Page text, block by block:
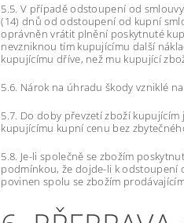
5.5. V případě odstoupení od
(14) dnů od odstoupení od kupní
oprávněn vrátit plnění poskytnuté
nevzniknou tím kupujícímu další
kupujícímu dříve, než mu kupující
5.6. Nárok na úhradu škody vzniklé
5.7. Do doby převzetí zboží
kupujícímu kupní cenu bez
5.8. Je-li společně se zbožím
podmínkou, že dojde-li k odstoupení
povinen spolu se zbožím